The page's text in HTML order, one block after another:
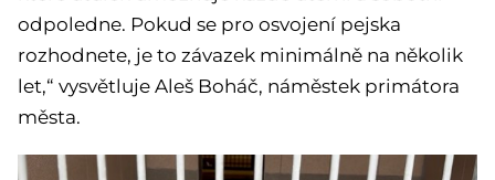
odpoledne. Pokud se pro osvojení pejska
rozhodnete, je to závazek minimálně na několik
let,“ vysvětluje Aleš Boháč, náměstek primátora
města.